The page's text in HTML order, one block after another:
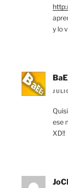
y lo
ese
XD!!